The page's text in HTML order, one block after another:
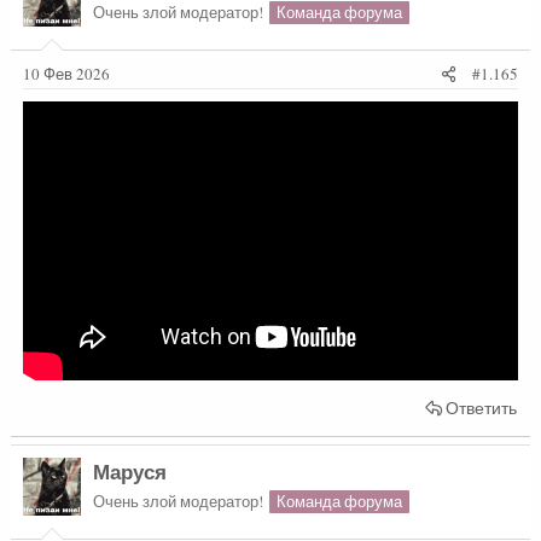
Очень злой модератор! Команда форума
10 Фев 2026 #1.165
Ответить
Маруся
Очень злой модератор! Команда форума